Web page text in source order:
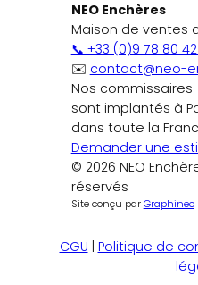
NEO Enchères
Maison de ventes
📞 +33 (0)9 78 80
✉️ contact@neo-
Nos
sont implantés à
dans toute la
Demander une
© 2026 NEO
réservés
Site conçu parGraphineo
CGU Politique de